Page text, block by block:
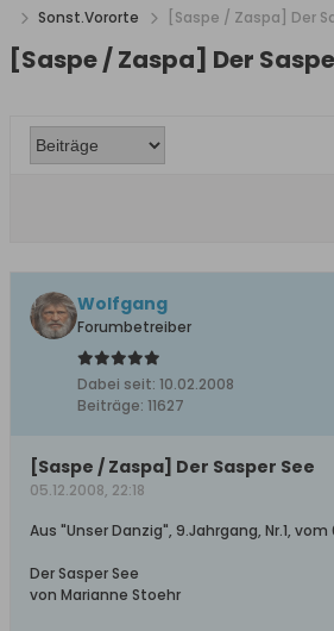
Sonst.Vororte
[Saspe / Zaspa] Der
[Saspe / Zaspa] Der
Wolfgang
Forumbetreiber
Dabei seit: 10.02.2008
Beiträge: 11627
[Saspe / Zaspa] Der Sasper See
05.12.2008, 22:18
Aus "Unser Danzig", 9.Jahrgang, Nr.1, vom
Der Sasper See
von Marianne Stoehr